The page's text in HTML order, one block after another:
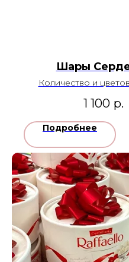
Шары
Количество и
1 100 р.
Подробнее